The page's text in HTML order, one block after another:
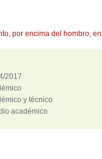
por encima del hombro,
2017
y técnico
académico